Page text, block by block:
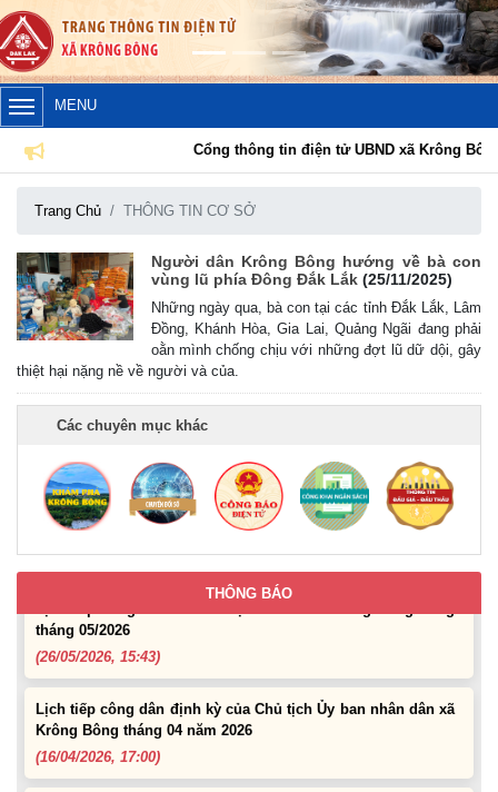
MENU
Cổng thông tin điện tử UBND xã Krông Bông
Trang Chủ THÔNG TIN CƠ SỞ
Người dân Krông Bông hướng về bà con
vùng lũ phía Đông Đắk Lắk (25/11/2025)
Những ngày qua, bà con tại các tỉnh Đắk Lắk, Lâm
Đồng, Khánh Hòa, Gia Lai, Quảng Ngãi đang phải
oằn mình chống chịu với những đợt lũ dữ dội, gây
thiệt hại nặng nề về người và của.
Các chuyên mục khác
THÔNG BÁO
Lịch tiếp công dân định kỳ của Chủ tịch Ủy ban nhân dân xã
(30/07/2026, 20:33)
08 năm 2026
Uỷ ban nhân dân xã Krông Bông Thông báo lịch Tiếp công
dân định kỳ tháng 07 năm 2026 của Chủ tịch UBND xã
(29/06/2026, 16:39)
Thông báo về việc bán tài sản là tang vật, phương tiện vi
phạm hành chính bị tịch thu sung công quỹ Nhà nước
Lịch tiếp công dân định kỳ của Thường trực HĐND xã tháng
05 năm 2026
Lịch tiếp công dân của Chủ tịch UBND xã Krông Bông trong
tháng 05/2026
Lịch tiếp công dân định kỳ của Chủ tịch Ủy ban nhân dân xã
Krông Bông tháng 04 năm 2026